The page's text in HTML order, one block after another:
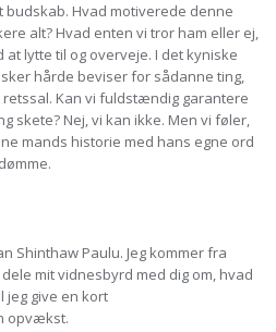
budskab. Hvad motiverede denne
alt? Hvad enten vi tror ham eller ej,
lytte til og overveje. I det kyniske
hårde beviser for sådanne ting,
Kan vi fuldstændig garantere
skete? Nej, vi kan ikke. Men vi føler,
mands historie med hans egne ord
Shinthaw Paulu. Jeg kommer fra
mit vidnesbyrd med dig om, hvad
jeg give en kort
opvækst.